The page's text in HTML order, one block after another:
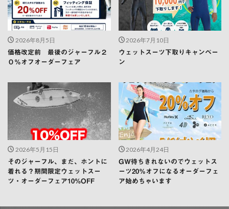
2026年8月5日
価格改定前 最後のジャーフル２
０％オフオーダーフェア
2026年7月10日
ウェットスーツ下取りキャンペー
ン
2026年5月15日
そのジャーフル、まだ、ホントに
着れる？期間限定ウェットスー
ツ・オーダーフェア10%OFF
2026年4月24日
GW待ちきれないのでウェットス
ーツ20％オフになるオーダーフェ
ア始めちゃいます